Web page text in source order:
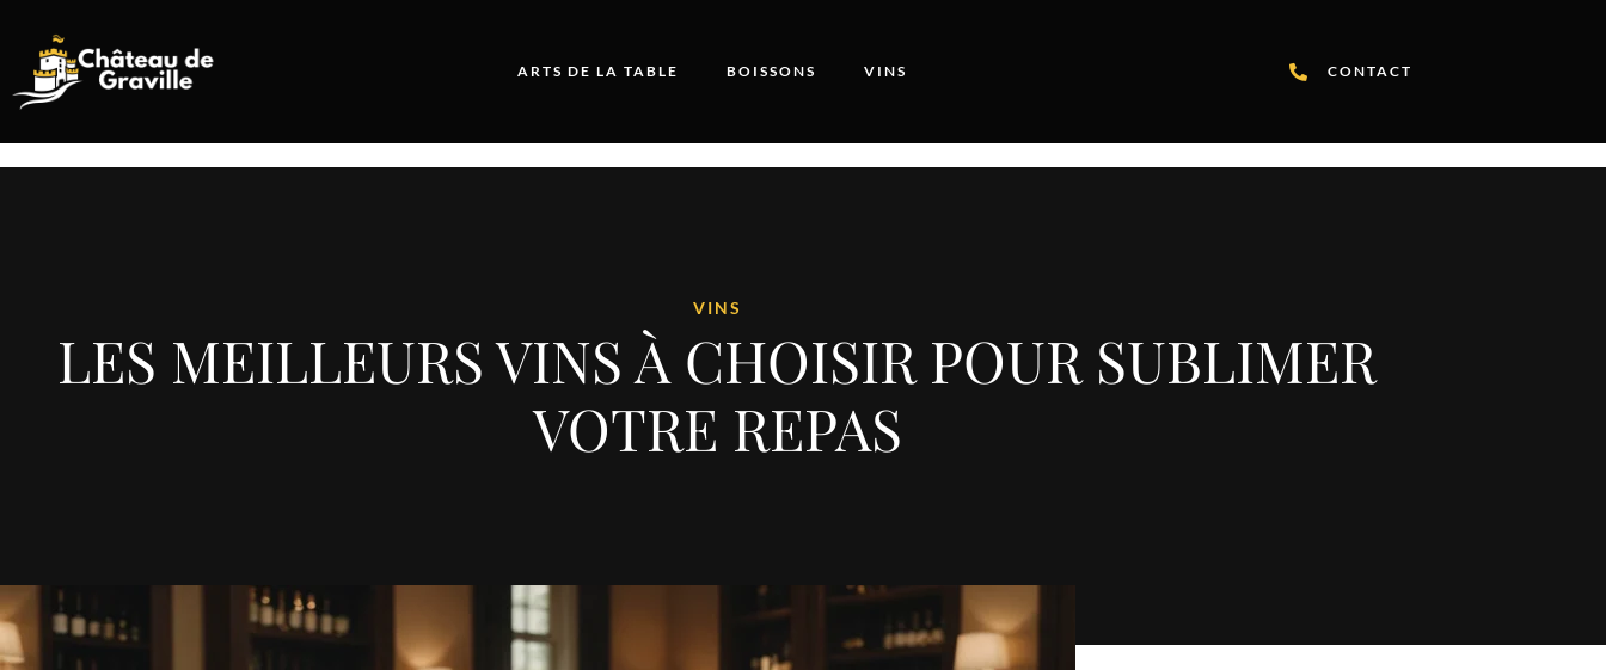
ARTS DE LA TABLE BOISSONS VINS CONTACT
VINS
LES MEILLEURS VINS À CHOISIR POUR SUBLIMER
VOTRE REPAS